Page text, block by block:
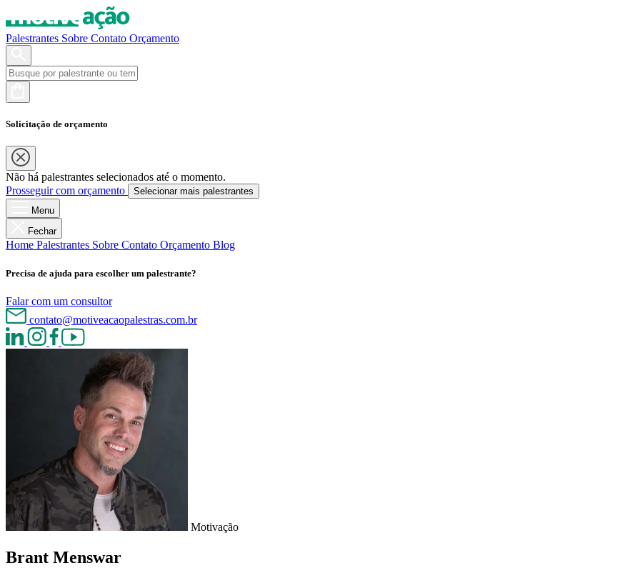
Palestrantes Sobre Contato Orçamento
Solicitação de orçamento
Não há palestrantes selecionados até o momento.
Prosseguir com orçamento
Selecionar mais palestrantes
Menu
Fechar
Home Palestrantes Sobre Contato Orçamento Blog
Precisa de ajuda para escolher um palestrante?
Falar com um consultor
contato@motiveacaopalestras.com.br
Motivação
Brant Menswar